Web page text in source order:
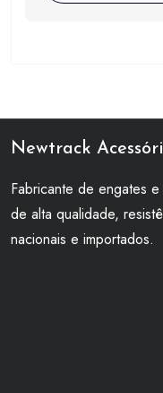
Newtrack
Fabricante de engates
de alta qualidade,
nacionais e importados.